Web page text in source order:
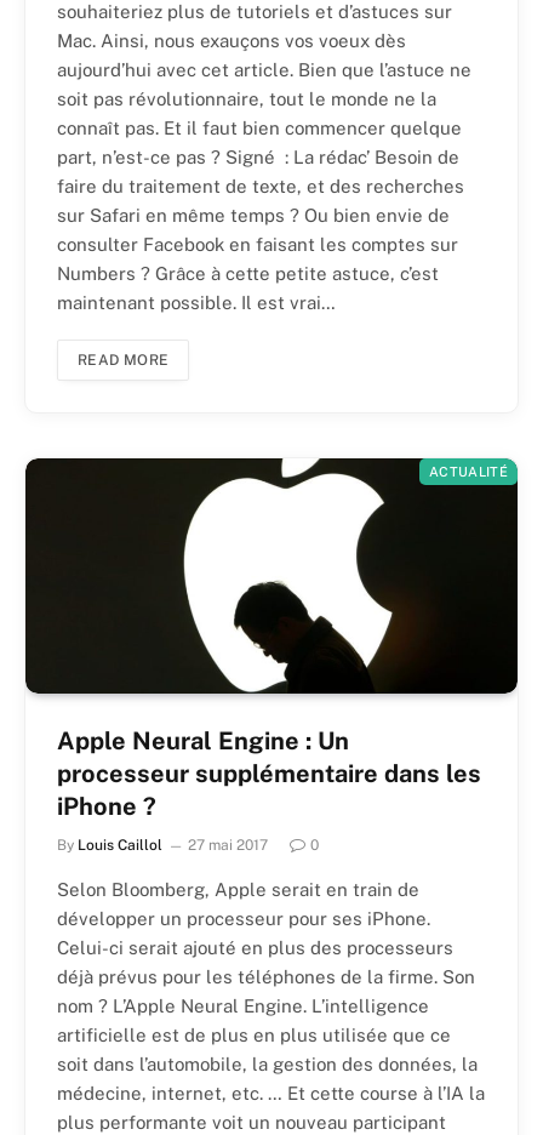
souhaiteriez plus de tutoriels et d’astuces sur
Mac. Ainsi, nous exauçons vos voeux dès
aujourd’hui avec cet article. Bien que l’astuce ne
soit pas révolutionnaire, tout le monde ne la
connaît pas. Et il faut bien commencer quelque
part, n’est-ce pas ? Signé : La rédac’ Besoin de
faire du traitement de texte, et des recherches
sur Safari en même temps ? Ou bien envie de
consulter Facebook en faisant les comptes sur
Numbers ? Grâce à cette petite astuce, c’est
maintenant possible. Il est vrai…
READ MORE
ACTUALITÉ
Apple Neural Engine : Un
processeur supplémentaire dans les
iPhone ?
By Louis Caillol 27 mai 2017 0
Selon Bloomberg, Apple serait en train de
développer un processeur pour ses iPhone.
Celui-ci serait ajouté en plus des processeurs
déjà prévus pour les téléphones de la firme. Son
nom ? L’Apple Neural Engine. L’intelligence
artificielle est de plus en plus utilisée que ce
soit dans l’automobile, la gestion des données, la
médecine, internet, etc. … Et cette course à l’IA la
plus performante voit un nouveau participant